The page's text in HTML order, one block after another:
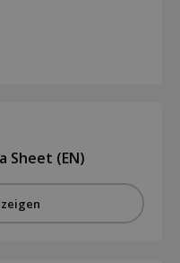
Sheet (EN)